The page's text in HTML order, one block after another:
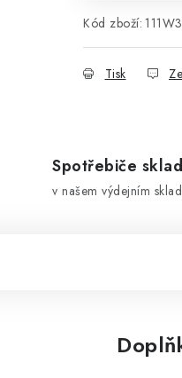
Kód zboží:
Tisk
Spotřebiče
v našem výdejním